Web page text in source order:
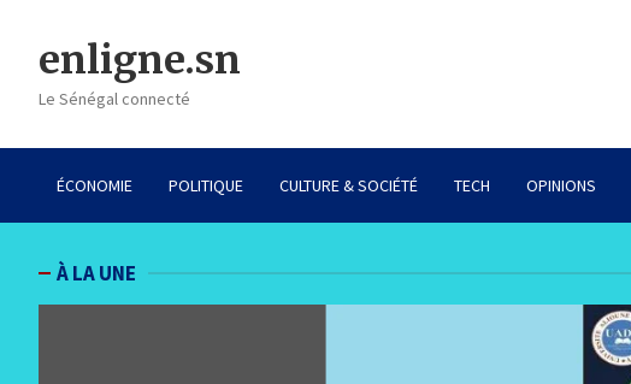
contentenligne.sn
Le Sénégal connecté
ÉCONOMIE POLITIQUE CULTURE & SOCIÉTÉ TECH OPINIONS
À LA UNE